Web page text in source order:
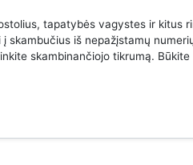
tapatybės vagystes ir kitus
skambučius iš nepažįstamų
skambinančiojo tikrumą. Būkite